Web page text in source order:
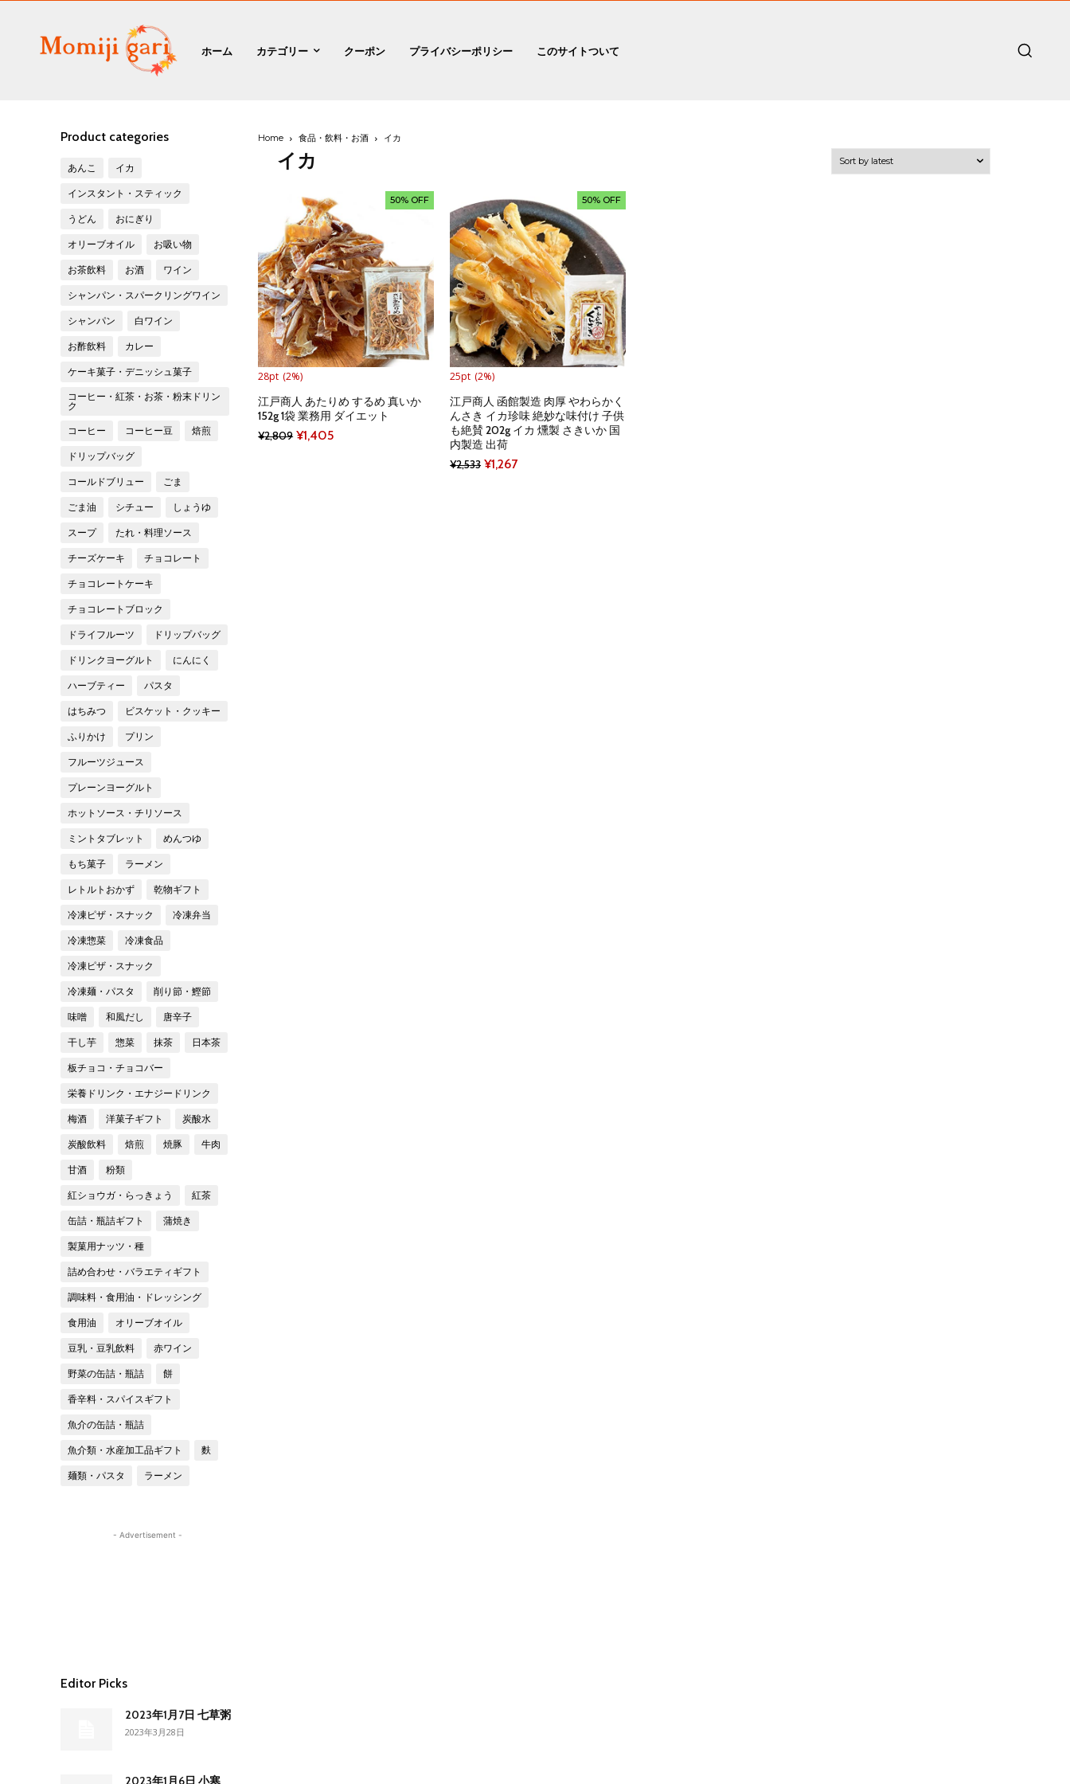
ホーム カテゴリー クーポン プライバシーポリシー このサイトついて
Product categories
あんこ イカ
インスタント・スティック
うどん おにぎり
オリーブオイル お吸い物
お茶飲料 お酒 ワイン
シャンパン・スパークリングワイン
シャンパン 白ワイン
お酢飲料 カレー
ケーキ菓子・デニッシュ菓子
コーヒー・紅茶・お茶・粉末ドリン
ク
コーヒー コーヒー豆 焙煎
ドリップバッグ
コールドブリュー ごま
ごま油 シチュー しょうゆ
スープ たれ・料理ソース
チーズケーキ チョコレート
チョコレートケーキ
チョコレートブロック
ドライフルーツ ドリップバッグ
ドリンクヨーグルト にんにく
ハーブティー パスタ
はちみつ ビスケット・クッキー
ふりかけ プリン
フルーツジュース
プレーンヨーグルト
ホットソース・チリソース
ミントタブレット めんつゆ
もち菓子 ラーメン
レトルトおかず 乾物ギフト
冷凍ピザ・スナック 冷凍弁当
冷凍惣菜 冷凍食品
冷凍ピザ・スナック
冷凍麺・パスタ 削り節・鰹節
味噌 和風だし 唐辛子
干し芋 惣菜 抹茶 日本茶
板チョコ・チョコバー
栄養ドリンク・エナジードリンク
梅酒 洋菓子ギフト 炭酸水
炭酸飲料 焙煎 焼豚 牛肉
甘酒 粉類
紅ショウガ・らっきょう 紅茶
缶詰・瓶詰ギフト 蒲焼き
製菓用ナッツ・種
詰め合わせ・バラエティギフト
調味料・食用油・ドレッシング
食用油 オリーブオイル
豆乳・豆乳飲料 赤ワイン
野菜の缶詰・瓶詰 餅
香辛料・スパイスギフト
魚介の缶詰・瓶詰
魚介類・水産加工品ギフト 麩
麺類・パスタ ラーメン
- Advertisement -
Editor Picks
2023年1月7日 七草粥
2023年3月28日
2023年1月6日 小寒
Home 食品・飲料・お酒 イカ
イカ
50% OFF
28pt (2%)
江戸商人 あたりめ するめ 真いか
152g 1袋 業務用 ダイエット
¥2,809 Original
¥1,405Current
50% OFF
25pt (2%)
江戸商人 函館製造 肉厚 やわらかく
んさき イカ珍味 絶妙な味付け 子供
も絶賛 202g イカ 燻製 さきいか 国
内製造 出荷
¥2,533 Original
¥1,267Current